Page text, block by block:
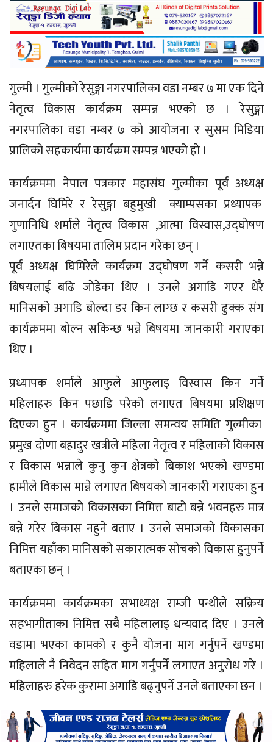
गुल्मी । गुल्मीको रेसुङ्गा नगरपालिका वडा नम्बर ७ मा एक दिने
नेतृत्व विकास कार्यक्रम सम्पन्न भएको छ । रेसुङ्गा
नगरपालिका वडा नम्बर ७ काे आयोजना र सुसम मिडिया
प्रालिको सहकार्यमा कार्यक्रम सम्पन्न भएको हाे ।
कार्यक्रममा नेपाल पत्रकार महासंघ गुल्मीका पूर्व अध्यक्ष
जनार्दन घिमिरे र रेसुङ्गा बहुमुखी क्याम्पसका प्रध्यापक
गुणानिधि शर्माले नेतृत्व विकास ,आत्मा विस्वास,उद्घाेषण
लगाएतका बिषयमा तालिम प्रदान गरेका छन् ।
पूर्व अध्यक्ष घिमिरेले कार्यक्रम उद्घाेषण गर्ने कसरी भन्ने
बिषयलाई बढि जाेडेका थिए । उनले अगाडि गएर धेरै
मानिसको अगाडि बाेल्दा डर किन लाग्छ र कसरी ढुक्क संग
कार्यक्रममा बाेल्न सकिन्छ भन्ने बिषयमा जानकारी गराएका
थिए ।
प्रध्यापक शर्माले आफुले आफुलाइ विस्वास किन गर्ने
महिलाहरु किन पछाडि परेको लगाएत बिषयमा प्रशिक्षण
दिएका हुन । कार्यक्रममा जिल्ला समन्वय समिति गुल्मीका
प्रमुख दोणा बहादुर खत्रीले महिला नेतृत्व र महिलाकाे विकास
र विकास भन्नाले कुनु कुन क्षेत्रकाे बिकाश भएको खण्डमा
हामीले विकास मान्ने लगाएत बिषयकाे जानकारी गराएका हुन
। उनले समाजकाे विकासका निमित्त बाटो बन्ने भवनहरु मात्र
बन्ने गरेर बिकास नहुने बताए । उनले समाजकाे विकासका
निमित्त यहाँका मानिसको सकारात्मक साेचकाे विकास हुनुपर्ने
बताएका छन् ।
कार्यक्रममा कार्यक्रमका सभाध्यक्ष राम्जी पन्थीले सक्रिय
सहभागीताका निमित्त सबै महिलालाइ धन्यवाद दिए । उनले
वडामा भएका कामको र कुनै याेजना माग गर्नुपर्ने खण्डमा
महिलाले नै निवेदन सहित माग गर्नुपर्ने लगाएत अनुरोध गरे ।
महिलाहरु हरेक कुरामा अगाडि बढ्नुपर्ने उनले बताएका छन ।